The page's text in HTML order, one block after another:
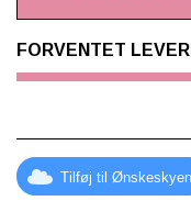
fjordheste og
Hobby Horse ligeher.
Alt udstyr sælges
FORVENTET
Tilføj til Ønskeskyen